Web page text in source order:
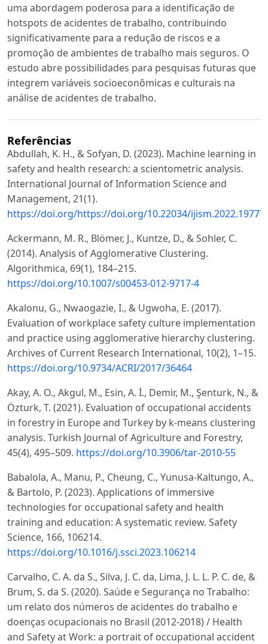
uma abordagem poderosa para a identificação de
hotspots de acidentes de trabalho, contribuindo
significativamente para a redução de riscos e a
promoção de ambientes de trabalho mais seguros. O
estudo abre possibilidades para pesquisas futuras que
integrem variáveis socioeconômicas e culturais na
análise de acidentes de trabalho.
Referências
Abdullah, K. H., & Sofyan, D. (2023). Machine learning in
safety and health research: a scientometric analysis.
International Journal of Information Science and
Management, 21(1).
https://doi.org/https://doi.org/10.22034/
Ackermann, M. R., Blömer, J., Kuntze, D., & Sohler, C.
(2014). Analysis of Agglomerative Clustering.
Algorithmica, 69(1), 184–215.
https://doi.org/10.1007/s00453-012-9717-4
Akalonu, G., Nwaogazie, I., & Ugwoha, E. (2017).
Evaluation of workplace safety culture implementation
and practice using agglomerative hierarchy clustering.
Archives of Current Research International, 10(2), 1–15.
https://doi.org/10.9734/ACRI/2017/36464
Akay, A. O., Akgul, M., Esin, A. İ., Demir, M., Şenturk, N., &
Özturk, T. (2021). Evaluation of occupational accidents
in forestry in Europe and Turkey by k-means clustering
analysis. Turkish Journal of Agriculture and Forestry,
45(4), 495–509. https://doi.org/10.3906/tar-2010-55
Babalola, A., Manu, P., Cheung, C., Yunusa-Kaltungo, A.,
& Bartolo, P. (2023). Applications of immersive
technologies for occupational safety and health
training and education: A systematic review. Safety
Science, 166, 106214.
https://doi.org/10.1016/j.ssci.2023.106214
Carvalho, C. A. da S., Silva, J. C. da, Lima, J. L. L. P. C. de, &
Brum, S. da S. (2020). Saúde e Segurança no Trabalho:
um relato dos números de acidentes do trabalho e
doenças ocupacionais no Brasil (2012-2018) / Health
and Safety at Work: a portrait of occupational accident